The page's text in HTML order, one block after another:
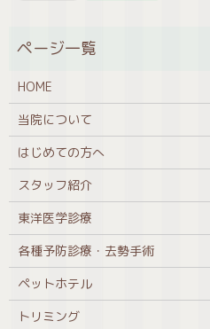
HOME
当院について
はじめての方へ
スタッフ紹介
東洋医学診療
各種予防診療・去勢手術
ペットホテル
トリミング